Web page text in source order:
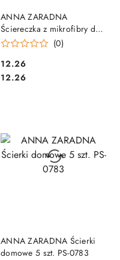
ANNA ZARADNA
Ściereczka z mikrofibry do
podłogi PS-2619
(0)
Cena:
12.26
Cena:
12.26
DO KOSZYKA
ANNA ZARADNA Ścierki
domowe 5 szt. PS-0783
DO KOSZYKA